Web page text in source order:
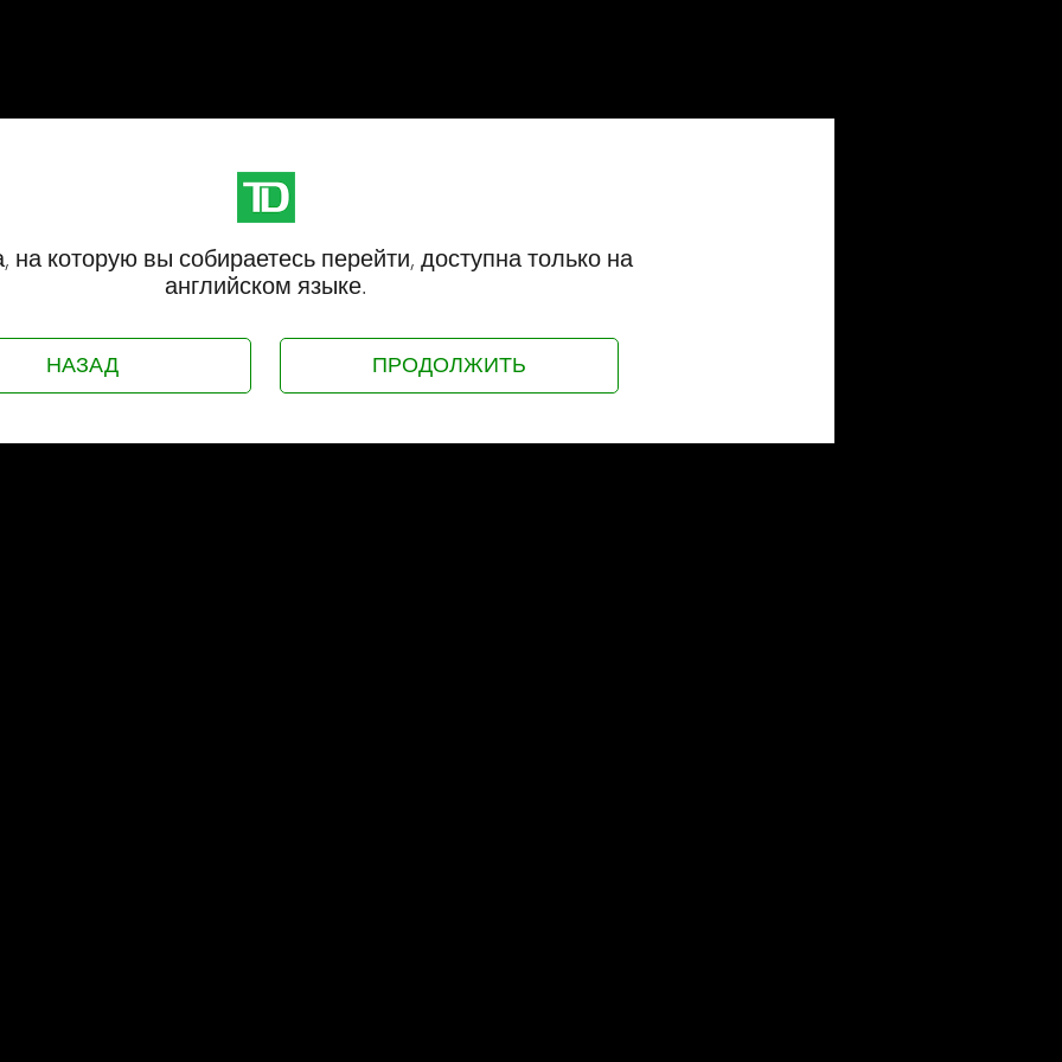
на которую вы собираетесь перейти, доступна только на
английском языке.
ПРОДОЛЖИТЬ
НАЗАД